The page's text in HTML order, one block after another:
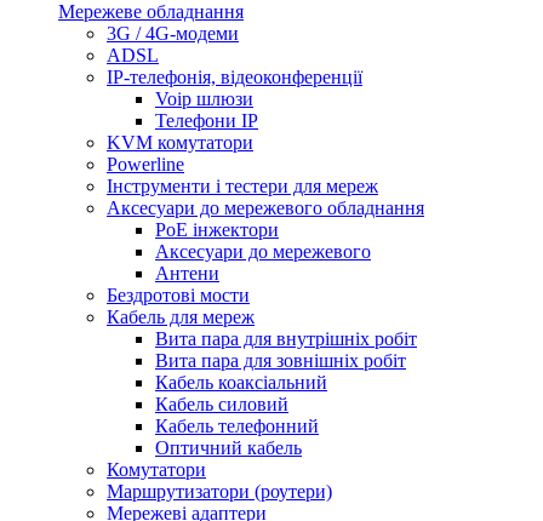
Мережеве обладнання
3G / 4G-модеми
ADSL
IP-телефонія, відеоконференції
Voip шлюзи
Телефони IP
KVM комутатори
Powerline
Інструменти і тестери для мереж
Аксесуари до мережевого обладнання
PoE інжектори
Аксесуари до мережевого
Антени
Бездротові мости
Кабель для мереж
Вита пара для внутрішніх робіт
Вита пара для зовнішніх робіт
Кабель коаксіальний
Кабель силовий
Кабель телефонний
Оптичний кабель
Комутатори
Маршрутизатори (роутери)
Мережеві адаптери